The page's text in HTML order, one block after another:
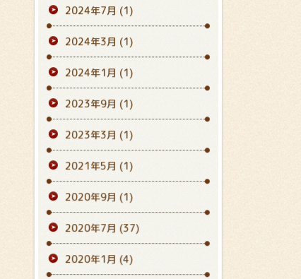
2024年7月 (1)
2024年3月 (1)
2024年1月 (1)
2023年9月 (1)
2023年3月 (1)
2021年5月 (1)
2020年9月 (1)
2020年7月 (37)
2020年1月 (4)